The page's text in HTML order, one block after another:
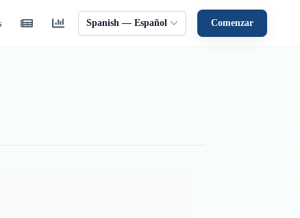
Spanish — Español Comenzar